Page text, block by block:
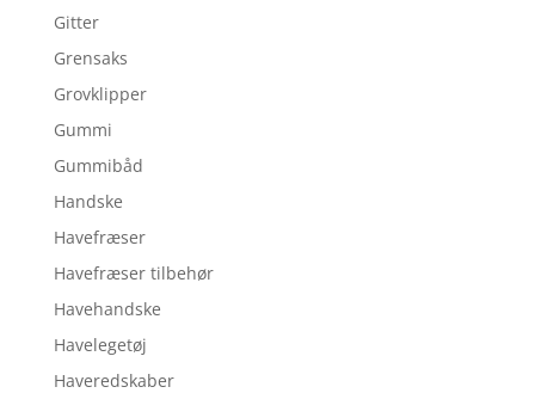
Gitter
Grensaks
Grovklipper
Gummi
Gummibåd
Handske
Havefræser
Havefræser tilbehør
Havehandske
Havelegetøj
Haveredskaber